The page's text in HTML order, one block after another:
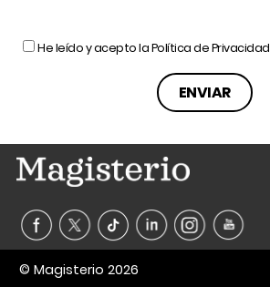
He leído y acepto laPolítica de Privacidad
© Magisterio 2026